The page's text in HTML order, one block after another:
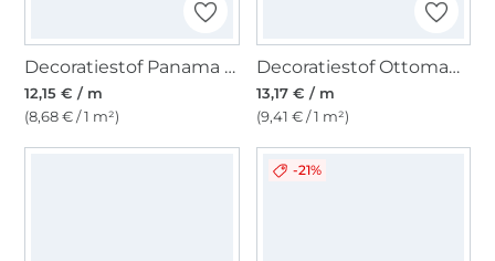
Decoratiestof Panama Mandala, petrol
12,15 € / m
(8,68 € / 1 m²)
Decoratiestof Ottoman Vintage Poppy, beige
13,17 € / m
(9,41 € / 1 m²)
-21%